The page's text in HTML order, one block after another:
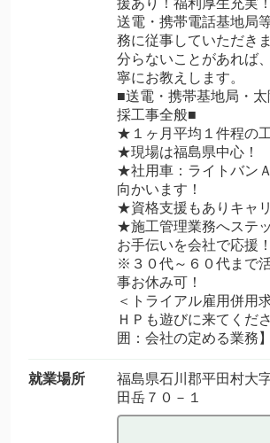
援あり！福利厚生充実！
送電・携帯電話基地局
務に従事していただきま
分らないことがあれば
寧にお教えします。
■送電・携帯基地局・
採工事全般■
★１ヶ月平均１件程の
★現場は福島県中心！
★社用車：ライトバン
向かいます！
★資格支援もありキャ
★施工管理業務へステ
お手伝いを会社で応援！
※３０代～６０代まで
事お休み可！
＜トライアル雇用併用
ＨＰも遊びに来てくだ
囲：会社の定める業務】
就業場所
福島県石川郡平田村大
田岳７０－１